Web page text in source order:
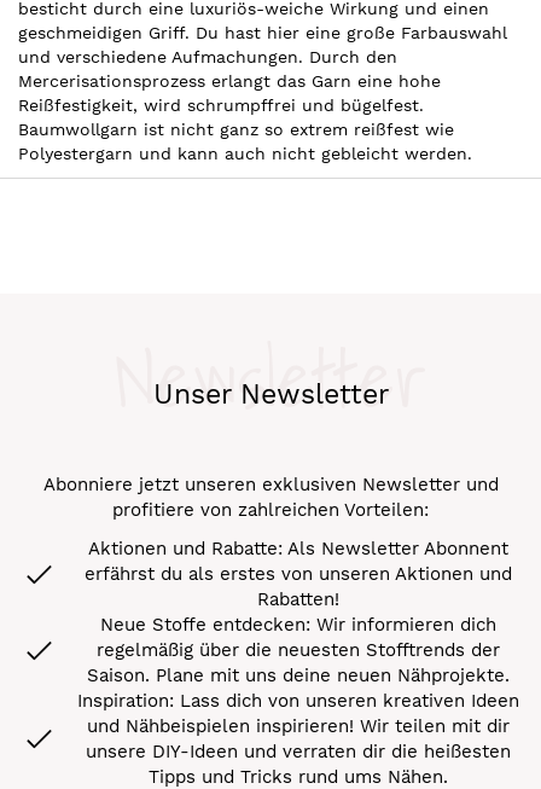
besticht durch eine luxuriös-weiche Wirkung und einen
geschmeidigen Griff. Du hast hier eine große Farbauswahl
und verschiedene Aufmachungen. Durch den
Mercerisationsprozess erlangt das Garn eine hohe
Reißfestigkeit, wird schrumpffrei und bügelfest.
Baumwollgarn ist nicht ganz so extrem reißfest wie
Polyestergarn und kann auch nicht gebleicht werden.
Unser Newsletter
Newsletter
Abonniere jetzt unseren exklusiven Newsletter und
profitiere von zahlreichen Vorteilen:
Aktionen und Rabatte: Als Newsletter Abonnent
erfährst du als erstes von unseren Aktionen und
Rabatten!
Neue Stoffe entdecken: Wir informieren dich
regelmäßig über die neuesten Stofftrends der
Saison. Plane mit uns deine neuen Nähprojekte.
Inspiration: Lass dich von unseren kreativen Ideen
und Nähbeispielen inspirieren! Wir teilen mit dir
unsere DIY-Ideen und verraten dir die heißesten
Tipps und Tricks rund ums Nähen.